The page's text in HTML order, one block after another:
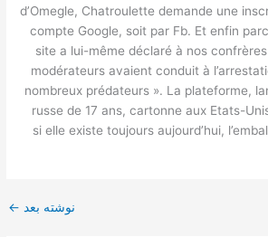
d’Omegle, Chatroulette demande une
compte Google, soit par Fb. Et enfin
site a lui-même déclaré à nos
modérateurs avaient conduit à
nombreux prédateurs ». La plateforme,
russe de 17 ans, cartonne aux Etats-
si elle existe toujours aujourd’hui,
نوشته بعد ←